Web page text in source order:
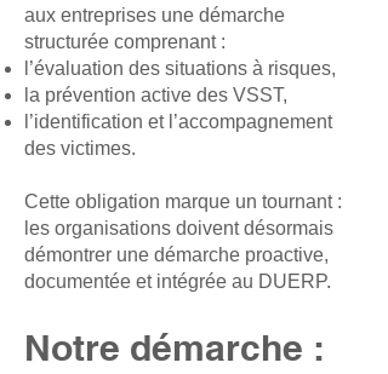
aux entreprises une démarche
structurée comprenant :
l’évaluation des situations à risques,
la prévention active des VSST,
l’identification et l’accompagnement
des victimes.
Cette obligation marque un tournant :
les organisations doivent désormais
démontrer une démarche proactive,
documentée et intégrée au DUERP.
Notre démarche :